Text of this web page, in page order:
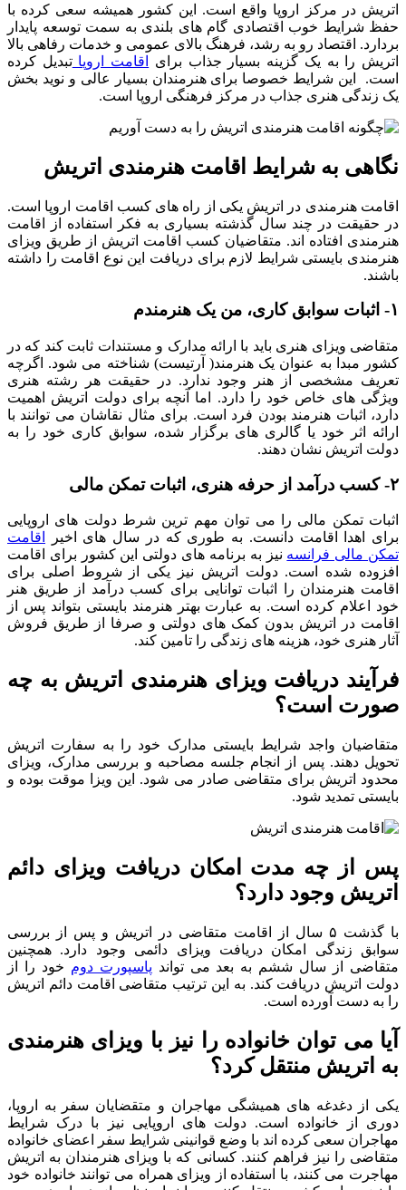
اتریش در مرکز اروپا واقع است. این کشور همیشه سعی کرده با
حفظ شرایط خوب اقتصادی گام های بلندی به سمت توسعه پایدار
بردارد. اقتصاد رو به رشد، فرهنگ بالای عمومی و خدمات رفاهی بالا
اتریش را به یک گزینه بسیار جذاب برای
اقامت اروپاتبدیل کرده
است. این شرایط خصوصا برای هنرمندان بسیار عالی و نوید بخش
یک زندگی هنری جذاب در مرکز فرهنگی اروپا است.
نگاهی به شرایط اقامت هنرمندی اتریش
اقامت هنرمندی در اتریش یکی از راه های کسب اقامت اروپا است.
در حقیقت در چند سال گذشته بسیاری به فکر استفاده از اقامت
هنرمندی افتاده اند. متقاضیان کسب اقامت اتریش از طریق ویزای
هنرمندی بایستی شرایط لازم برای دریافت این نوع اقامت را داشته
باشند.
۱- اثبات سوابق کاری، من یک هنرمندم
متقاضی ویزای هنری باید با ارائه مدارک و مستندات ثابت کند که در
کشور مبدا به عنوان یک هنرمند( آرتیست) شناخته می شود. اگرچه
تعریف مشخصی از هنر وجود ندارد. در حقیقت هر رشته هنری
ویژگی های خاص خود را دارد. اما آنچه برای دولت اتریش اهمیت
دارد، اثبات هنرمند بودن فرد است. برای مثال نقاشان می توانند با
ارائه اثر خود یا گالری های برگزار شده، سوابق کاری خود را به
دولت اتریش نشان دهند.
۲- کسب درآمد از حرفه هنری، اثبات تمکن مالی
اثبات تمکن مالی را می توان مهم ترین شرط دولت های اروپایی
برای اهدا اقامت دانست. به طوری که در سال های اخیر
اقامت
تمکن مالی فرانسه نیز به برنامه های دولتی این کشور برای اقامت
افزوده شده است. دولت اتریش نیز یکی از شروط اصلی برای
اقامت هنرمندان را اثبات توانایی برای کسب درآمد از طریق هنر
خود اعلام کرده است. به عبارت بهتر هنرمند بایستی بتواند پس از
اقامت در اتریش بدون کمک های دولتی و صرفا از طریق فروش
آثار هنری خود، هزینه های زندگی را تامین کند.
فرآیند دریافت ویزای هنرمندی اتریش به چه
صورت است؟
متقاضیان واجد شرایط بایستی مدارک خود را به سفارت اتریش
تحویل دهند. پس از انجام جلسه مصاحبه و بررسی مدارک، ویزای
محدود اتریش برای متقاضی صادر می شود. این ویزا موقت بوده و
بایستی تمدید شود.
پس از چه مدت امکان دریافت ویزای دائم
اتریش وجود دارد؟
با گذشت ۵ سال از اقامت متقاضی در اتریش و پس از بررسی
سوابق زندگی امکان دریافت ویزای دائمی وجود دارد. همچنین
متقاضی از سال ششم به بعد می تواند پاسپورت دوم خود را از
دولت اتریش دریافت کند. به این ترتیب متقاضی اقامت دائم اتریش
را به دست آورده است.
آیا می توان خانواده را نیز با ویزای هنرمندی
به اتریش منتقل کرد؟
یکی از دغدغه های همیشگی مهاجران و متقضایان سفر به اروپا،
دوری از خانواده است. دولت های اروپایی نیز با درک شرایط
مهاجران سعی کرده اند با وضع قوانینی شرایط سفر اعضای خانواده
متقاضی را نیز فراهم کنند. کسانی که با ویزای هنرمندان به اتریش
مهاجرت می کنند، با استفاده از ویزای همراه می توانند خانواده خود